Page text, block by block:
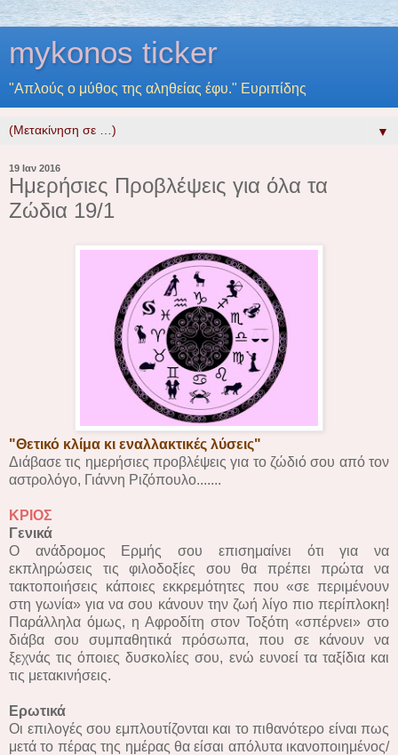
mykonos ticker
"Απλούς ο μύθος της αληθείας έφυ." Ευριπίδης
▼
19 Ιαν 2016
Ημερήσιες Προβλέψεις για όλα τα
Ζώδια 19/1
"Θετικό κλίμα κι εναλλακτικές λύσεις"
Διάβασε τις ημερήσιες προβλέψεις για το ζώδιό σου από τον
αστρολόγο, Γιάννη Ριζόπουλο.......
ΚΡΙΟΣ
Γενικά
Ο ανάδρομος Ερμής σου επισημαίνει ότι για να
εκπληρώσεις τις φιλοδοξίες σου θα πρέπει πρώτα να
τακτοποιήσεις κάποιες εκκρεμότητες που «σε περιμένουν
στη γωνία» για να σου κάνουν την ζωή λίγο πιο περίπλοκη!
Παράλληλα όμως, η Αφροδίτη στον Τοξότη «σπέρνει» στο
διάβα σου συμπαθητικά πρόσωπα, που σε κάνουν να
ξεχνάς τις όποιες δυσκολίες σου, ενώ ευνοεί τα ταξίδια και
τις μετακινήσεις.
Ερωτικά
Οι επιλογές σου εμπλουτίζονται και το πιθανότερο είναι πως
μετά το πέρας της ημέρας θα είσαι απόλυτα ικανοποιημένος/